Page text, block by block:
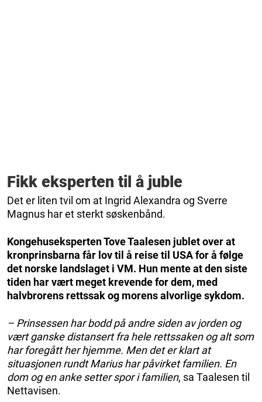
Fikk eksperten til å juble
Det er liten tvil om at Ingrid Alexandra og Sverre
Magnus har et sterkt søskenbånd.
Kongehuseksperten Tove Taalesen jublet over at
kronprinsbarna får lov til å reise til USA for å følge
det norske landslaget i VM. Hun mente at den siste
tiden har vært meget krevende for dem, med
halvbrorens rettssak og morens alvorlige sykdom.
– Prinsessen har bodd på andre siden av jorden og
vært ganske distansert fra hele rettssaken og alt som
har foregått her hjemme. Men det er klart at
situasjonen rundt Marius har påvirket familien. En
dom og en anke setter spor i familien, sa Taalesen til
Nettavisen.